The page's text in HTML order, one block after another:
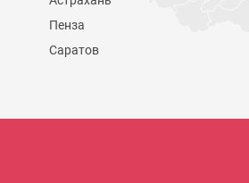
Пенза
Саратов